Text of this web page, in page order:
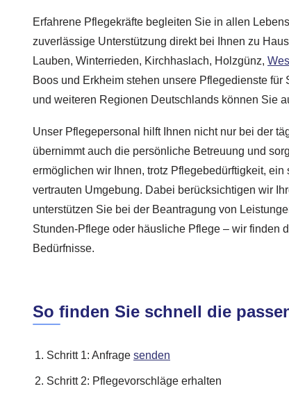
Erfahrene Pflegekräfte begleiten Sie in allen
zuverlässige Unterstützung direkt bei Ihnen zu
Lauben, Winterrieden, Kirchhaslach, Holzgünz,
Boos und Erkheim stehen unsere Pflegedienste für
und weiteren Regionen Deutschlands können Sie
Unser Pflegepersonal hilft Ihnen nicht nur bei der
übernimmt auch die persönliche Betreuung und
ermöglichen wir Ihnen, trotz Pflegebedürftigkeit,
vertrauten Umgebung. Dabei berücksichtigen wir
unterstützen Sie bei der Beantragung von
Stunden-Pflege oder häusliche Pflege – wir finden
Bedürfnisse.
So finden Sie schnell die
Schritt 1: Anfrage senden
Schritt 2: Pflegevorschläge erhalten